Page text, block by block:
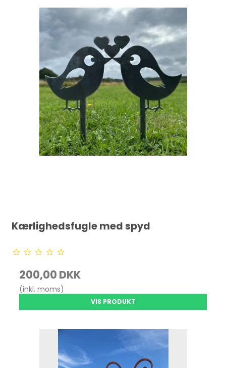
Kærlighedsfugle med spyd
200,00 DKK
(inkl. moms)
VIS PRODUKT